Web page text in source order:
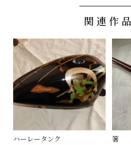
関連作品
ハーレータンク 箸